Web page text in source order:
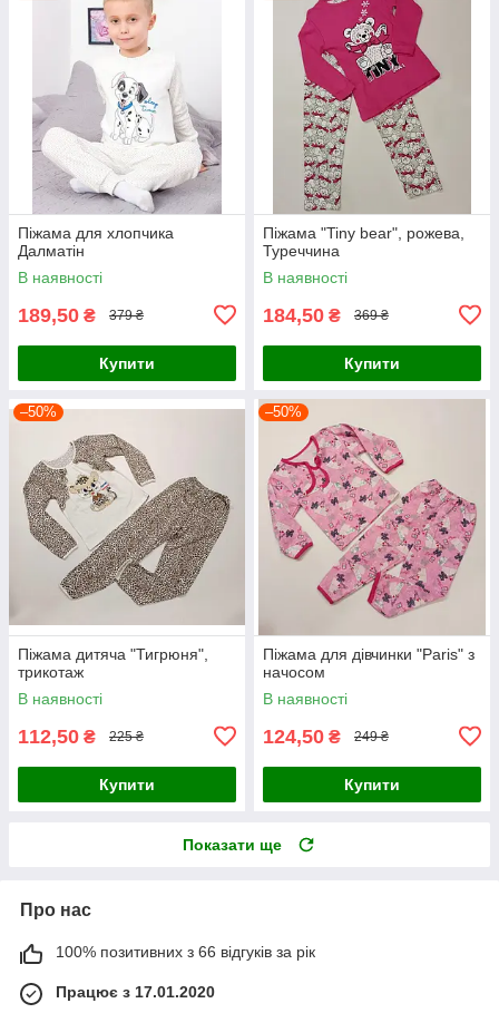
Піжама для хлопчика
Далматін
В наявності
189,50 ₴ 379 ₴
Купити
Піжама "Tiny bear", рожева,
Туреччина
В наявності
184,50 ₴ 369 ₴
Купити
–50%
Піжама дитяча "Тигрюня",
трикотаж
В наявності
112,50 ₴ 225 ₴
Купити
–50%
Піжама для дівчинки "Paris" з
начосом
В наявності
124,50 ₴ 249 ₴
Купити
Показати ще
Про нас
100% позитивних з 66 відгуків за рік
Працює з 17.01.2020